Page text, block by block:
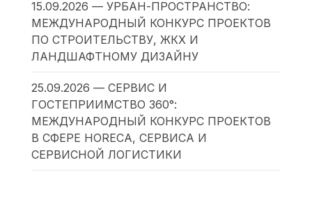
15.09.2026 — УРБАН-ПРОСТРАНСТВО:
МЕЖДУНАРОДНЫЙ КОНКУРС ПРОЕКТОВ
ПО СТРОИТЕЛЬСТВУ, ЖКХ И
ЛАНДШАФТНОМУ ДИЗАЙНУ
25.09.2026 — СЕРВИС И
ГОСТЕПРИИМСТВО 360°:
МЕЖДУНАРОДНЫЙ КОНКУРС ПРОЕКТОВ
В СФЕРЕ HORECA, СЕРВИСА И
СЕРВИСНОЙ ЛОГИСТИКИ